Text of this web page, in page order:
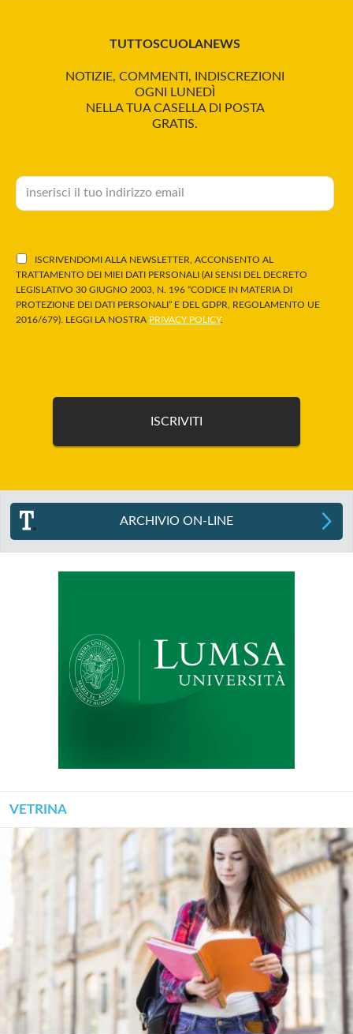
TUTTOSCUOLANEWS
NOTIZIE, COMMENTI, INDISCREZIONI
OGNI LUNEDÌ
NELLA TUA CASELLA DI POSTA
GRATIS.
ISCRIVENDOMI ALLA NEWSLETTER, ACCONSENTO AL
TRATTAMENTO DEI MIEI DATI PERSONALI (AI SENSI DEL DECRETO
LEGISLATIVO 30 GIUGNO 2003, N. 196 “CODICE IN MATERIA DI
PROTEZIONE DEI DATI PERSONALI” E DEL GDPR, REGOLAMENTO UE
2016/679). LEGGI LA NOSTRA PRIVACY POLICY.
ARCHIVIO ON-LINE
VETRINA